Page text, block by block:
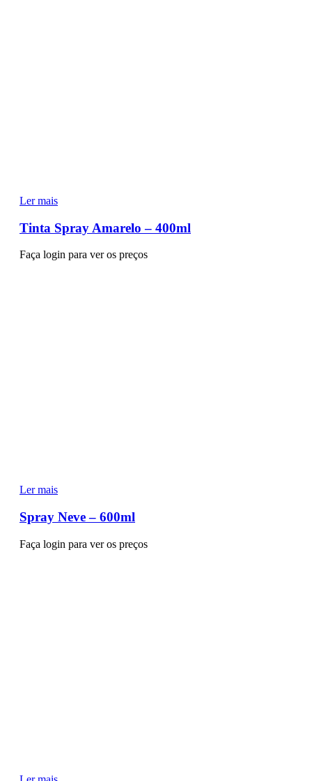
Ler mais
Tinta Spray Amarelo – 400ml
Faça login para ver os preços
Ler mais
Spray Neve – 600ml
Faça login para ver os preços